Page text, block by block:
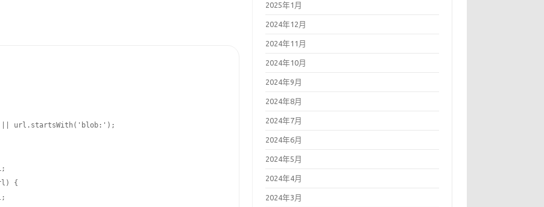
url.startsWith('blob:');
{
2025年1月
2024年12月
2024年11月
2024年10月
2024年9月
2024年8月
2024年7月
2024年6月
2024年5月
2024年4月
2024年3月